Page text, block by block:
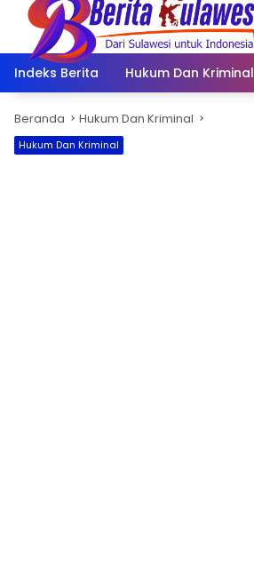
Langsung
konten
Indeks Berita
Hukum Dan Kriminal
Beranda Hukum Dan Kriminal
Hukum Dan Kriminal